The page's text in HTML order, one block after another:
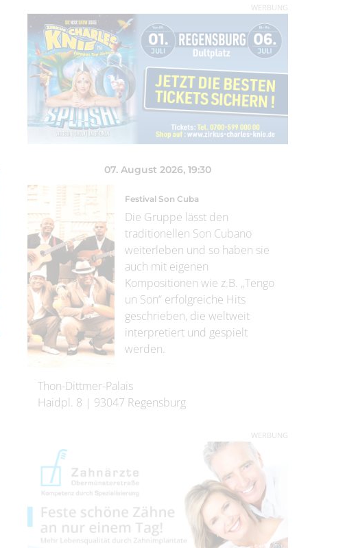
WERBUNG
07. August 2026, 19:30
Festival Son Cuba
Die Gruppe lässt den
traditionellen Son Cubano
weiterleben und so haben sie
auch mit eigenen
Kompositionen wie z.B. „Tengo
un Son“ erfolgreiche Hits
geschrieben, die weltweit
interpretiert und gespielt
werden.
Thon-Dittmer-Palais
Haidpl. 8 | 93047 Regensburg
WERBUNG